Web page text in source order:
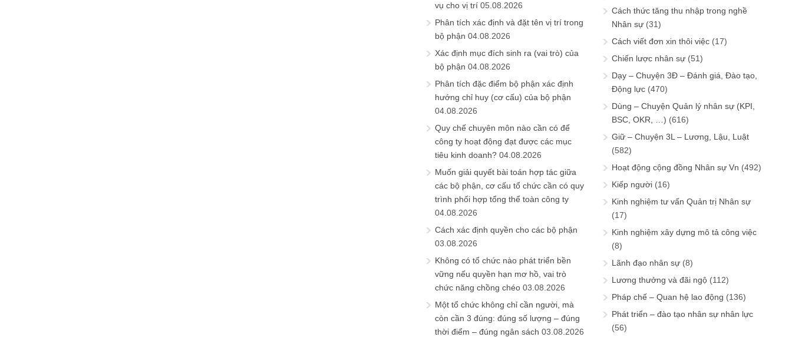
vụ cho vị trí 05.08.2026
Phân tích xác định và đặt tên vị trí trong
bộ phận 04.08.2026
Xác định mục đích sinh ra (vai trò) của
bộ phận 04.08.2026
Phân tích đặc điểm bộ phận xác định
hướng chỉ huy (cơ cấu) của bộ phận
04.08.2026
Quy chế chuyên môn nào cần có để
công ty hoạt động đạt được các mục
tiêu kinh doanh? 04.08.2026
Muốn giải quyết bài toán hợp tác giữa
các bộ phận, cơ cấu tổ chức cần có quy
trình phối hợp tổng thể toàn công ty
04.08.2026
Cách xác định quyền cho các bộ phận
03.08.2026
Không có tổ chức nào phát triển bền
vững nếu quyền hạn mơ hồ, vai trò
chức năng chồng chéo 03.08.2026
Một tổ chức không chỉ cần người, mà
còn cần 3 đúng: đúng số lượng – đúng
thời điểm – đúng ngân sách 03.08.2026
Cách thức tăng thu nhập trong nghề
Nhân sự (31)
Cách viết đơn xin thôi việc (17)
Chiến lược nhân sự (51)
Dạy – Chuyện 3Đ – Đánh giá, Đào tạo,
Động lực (470)
Dùng – Chuyện Quản lý nhân sự (KPI,
BSC, OKR, …) (616)
Giữ – Chuyện 3L – Lương, Lậu, Luật
(582)
Hoạt động cộng đồng Nhân sự Vn (492)
Kiếp người (16)
Kinh nghiệm tư vấn Quản trị Nhân sự
(17)
Kinh nghiệm xây dựng mô tả công việc
(8)
Lãnh đạo nhân sự (8)
Lương thưởng và đãi ngộ (112)
Pháp chế – Quan hệ lao động (136)
Phát triển – đào tạo nhân sự nhân lực
(56)